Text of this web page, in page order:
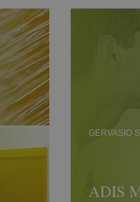
GERVASIO
ADIS